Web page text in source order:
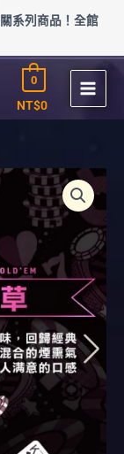
系列商品！全館
NT$0
0